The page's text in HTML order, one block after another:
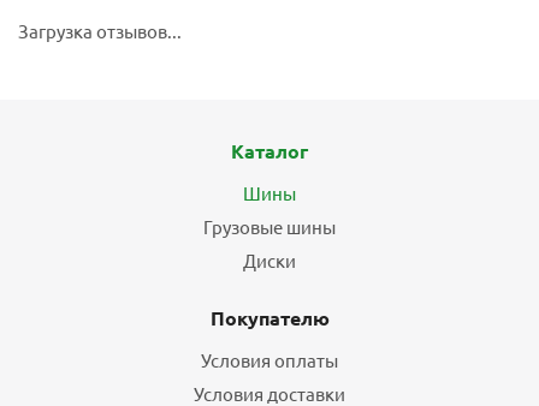
Загрузка отзывов...
Каталог
Шины
Грузовые шины
Диски
Покупателю
Условия оплаты
Условия доставки